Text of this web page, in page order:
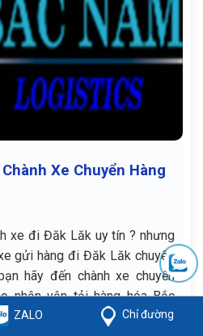
ZALO Chỉ đường
Xe Chuyển Hàng
xe đi Đăk Lăk uy tín ? nhưng
gửi hàng đi Đăk Lăk chuyên
hãy đến chành xe chuyển
nhận vận tải hàng hóa Bắc